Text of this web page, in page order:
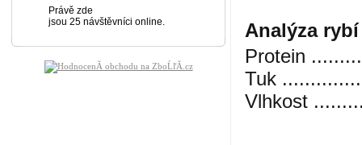
Právě zde
jsou 25 návštěvníci online.
Analýza
Protein
Tuk
Vlhkost